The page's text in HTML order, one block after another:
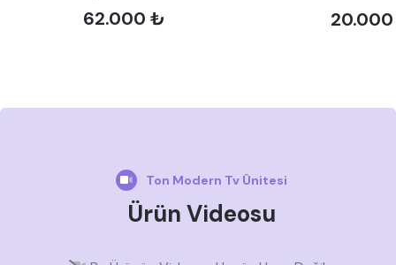
62.000 ₺
Ton Modern Tv Ünitesi
Ürün Videosu